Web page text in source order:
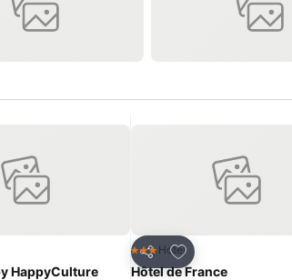
a kedvencekhez
HappyCulture
Megosztás
Hozzáadás a
3 Kategória
Hotel
Hôtel de France